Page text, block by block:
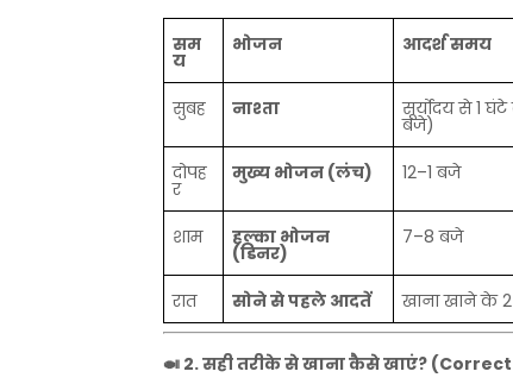
सम
य
भोजन आदर्शसमय
सुबह नाश्ता सूर्योदय से1घंटे
बजे)
दोपह
र
मुख्य भोजन (लंच) 12–1बजे
शाम हल्का भोजन
(डिनर)
7–8बजे
रात सोनेसेपहले आदतें खाना खाने के
🍛 2.सहीतरीकेसेखानाकैसेखाएं?